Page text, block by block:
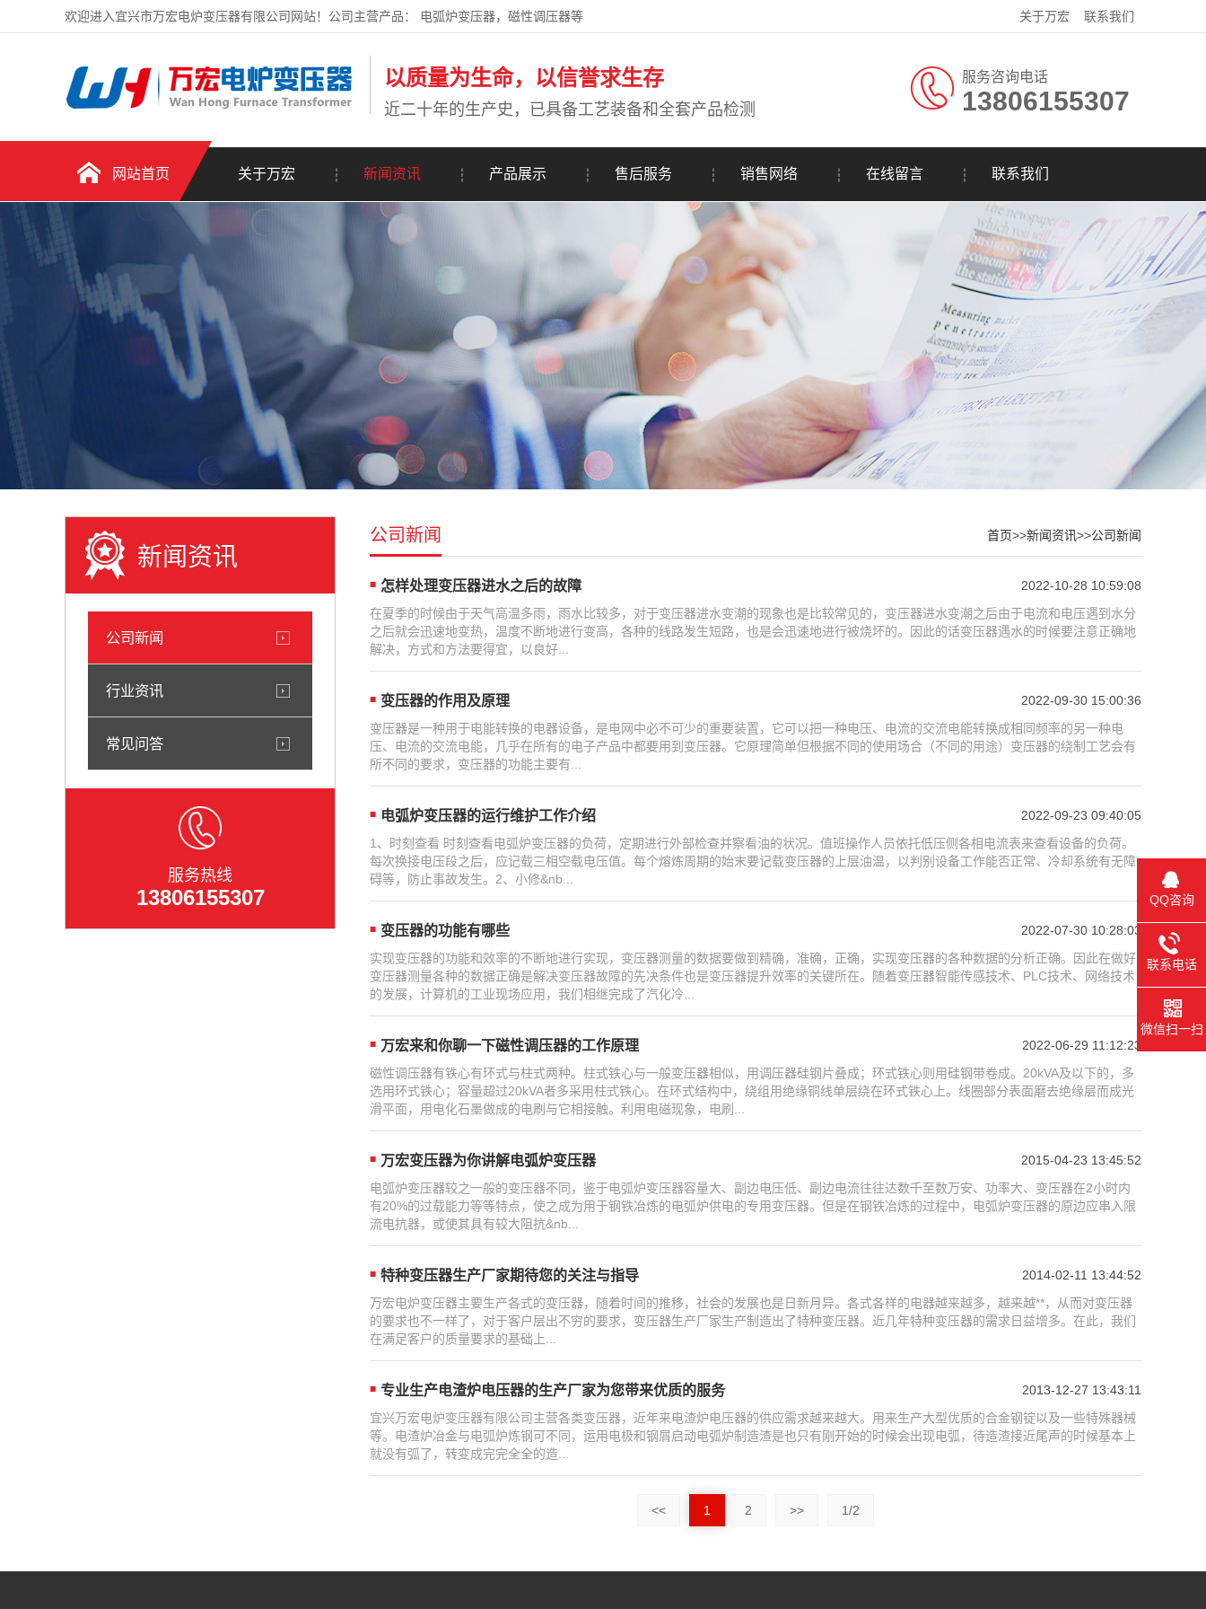
欢迎进入宜兴市万宏电炉变压器有限公司网站！公司主营产品： 电弧炉变压器，磁性调压器等 关于万宏 联系我们
以质量为生命，以信誉求生存
近二十年的生产史，已具备工艺装备和全套产品检测
服务咨询电话
13806155307
网站首页 关于万宏 新闻资讯 产品展示 售后服务 销售网络 在线留言 联系我们
新闻资讯
公司新闻
行业资讯
常见问答
服务热线
13806155307
公司新闻 首页>>新闻资讯>>公司新闻
怎样处理变压器进水之后的故障
2022-10-28 10:59:08
在夏季的时候由于天气高温多雨，雨水比较多，对于变压器进水变潮的现象也是比较常见的，变压器进水变潮之后由于电流和电压遇到水分
之后就会迅速地变热，温度不断地进行变高，各种的线路发生短路，也是会迅速地进行被烧坏的。因此的话变压器遇水的时候要注意正确地
解决，方式和方法要得宜，以良好...
变压器的作用及原理
2022-09-30 15:00:36
变压器是一种用于电能转换的电器设备，是电网中必不可少的重要装置，它可以把一种电压、电流的交流电能转换成相同频率的另一种电
压、电流的交流电能，几乎在所有的电子产品中都要用到变压器。它原理简单但根据不同的使用场合（不同的用途）变压器的绕制工艺会有
所不同的要求，变压器的功能主要有...
电弧炉变压器的运行维护工作介绍
2022-09-23 09:40:05
1、时刻查看 时刻查看电弧炉变压器的负荷，定期进行外部检查并察看油的状况。值班操作人员依托低压侧各相电流表来查看设备的负荷。
每次换接电压段之后，应记载三相空载电压值。每个熔炼周期的始末要记载变压器的上层油温，以判别设备工作能否正常、冷却系统有无障
碍等，防止事故发生。2、小修&nb...
变压器的功能有哪些
2022-07-30 10:28:03
实现变压器的功能和效率的不断地进行实现，变压器测量的数据要做到精确，准确，正确，实现变压器的各种数据的分析正确。因此在做好
变压器测量各种的数据正确是解决变压器故障的先决条件也是变压器提升效率的关键所在。随着变压器智能传感技术、PLC技术、网络技术
的发展，计算机的工业现场应用，我们相继完成了汽化冷...
万宏来和你聊一下磁性调压器的工作原理
2022-06-29 11:12:23
磁性调压器有铁心有环式与柱式两种。柱式铁心与一般变压器相似，用调压器硅钢片叠成；环式铁心则用硅钢带卷成。20kVA及以下的，多
选用环式铁心；容量超过20kVA者多采用柱式铁心。在环式结构中，绕组用绝缘铜线单层绕在环式铁心上。线圈部分表面磨去绝缘层而成光
滑平面，用电化石墨做成的电刷与它相接触。利用电磁现象，电刷...
万宏变压器为你讲解电弧炉变压器
2015-04-23 13:45:52
电弧炉变压器较之一般的变压器不同，鉴于电弧炉变压器容量大、副边电压低、副边电流往往达数千至数万安、功率大、变压器在2小时内
有20%的过载能力等等特点，使之成为用于钢铁冶炼的电弧炉供电的专用变压器。但是在钢铁冶炼的过程中，电弧炉变压器的原边应串入限
流电抗器，或使其具有较大阻抗&nb...
特种变压器生产厂家期待您的关注与指导
2014-02-11 13:44:52
万宏电炉变压器主要生产各式的变压器，随着时间的推移，社会的发展也是日新月异。各式各样的电器越来越多，越来越**，从而对变压器
的要求也不一样了，对于客户层出不穷的要求，变压器生产厂家生产制造出了特种变压器。近几年特种变压器的需求日益增多。在此，我们
在满足客户的质量要求的基础上...
专业生产电渣炉电压器的生产厂家为您带来优质的服务
2013-12-27 13:43:11
宜兴万宏电炉变压器有限公司主营各类变压器，近年来电渣炉电压器的供应需求越来越大。用来生产大型优质的合金钢锭以及一些特殊器械
等。电渣炉冶金与电弧炉炼钢可不同，运用电极和钢屑启动电弧炉制造渣是也只有刚开始的时候会出现电弧，待造渣接近尾声的时候基本上
就没有弧了，转变成完完全全的造...
<< 1 2 >> 1/2
QQ咨询
联系电话
微信扫一扫